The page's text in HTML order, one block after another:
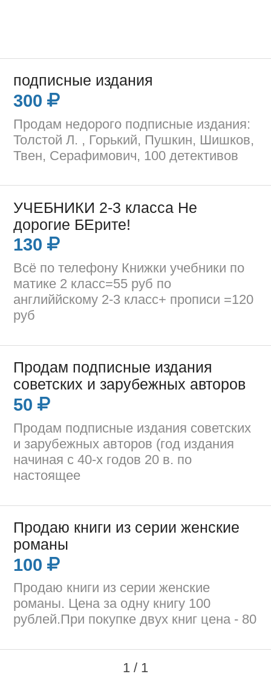
подписные издания
300
Продам недорого подписные издания:
Толстой Л. , Горький, Пушкин, Шишков,
Твен, Серафимович, 100 детективов
УЧЕБНИКИ 2-3 класса Не
дорогие БЕрите!
130
Всё по телефону Книжки учебники по
матике 2 класс=55 руб по
английйскому 2-3 класс+ прописи =120
руб
Продам подписные издания
советских и зарубежных авторов
50
Продам подписные издания советских
и зарубежных авторов (год издания
начиная с 40-х годов 20 в. по
настоящее
Продаю книги из серии женские
романы
100
Продаю книги из серии женские
романы. Цена за одну книгу 100
рублей.При покупке двух книг цена - 80
1 / 1